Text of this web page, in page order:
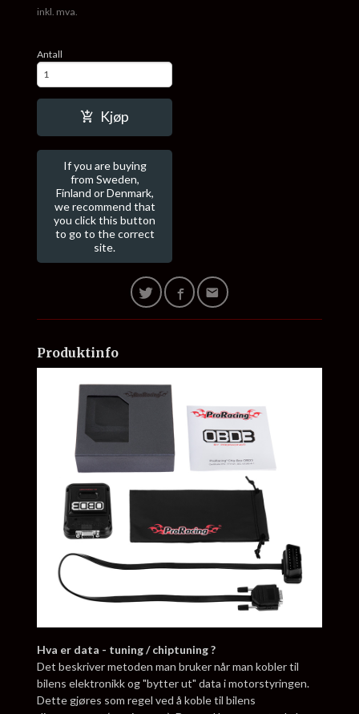
inkl. mva.
Antall
Kjøp
If you are buying
from Sweden,
Finland or Denmark,
we recommend that
you click this button
to go to the correct
site.
Produktinfo
Hva er data - tuning / chiptuning ?
Det beskriver metoden man bruker når man kobler til
bilens elektronikk og "bytter ut" data i motorstyringen.
Dette gjøres som regel ved å koble til bilens